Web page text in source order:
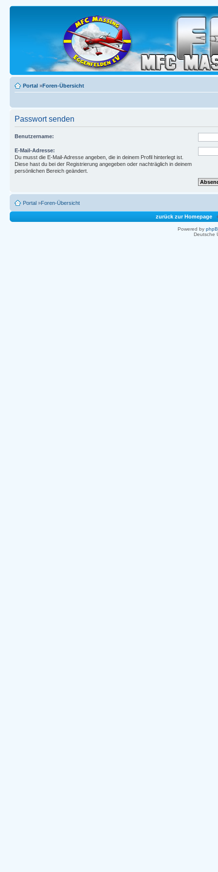
Portal »Foren-Übersicht
Passwort senden
Benutzername:
E-Mail-Adresse:
Du musst die E-Mail-Adresse angeben, die in deinem Profil hinterlegt ist.
Diese hast du bei der Registrierung angegeben oder nachträglich in deinem
persönlichen Bereich geändert.
Portal »Foren-Übersicht
zurück zur Homepage ‹
Powered by
Deutsche